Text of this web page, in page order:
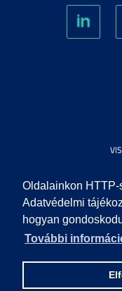
Oldalainkon
Adatvédelmi
hogyan
További